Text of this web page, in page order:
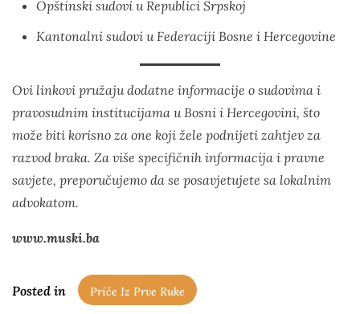
Opštinski sudovi u Republici Srpskoj
Kantonalni sudovi u Federaciji Bosne i Hercegovine
Ovi linkovi pružaju dodatne informacije o sudovima i
pravosudnim institucijama u Bosni i Hercegovini, što
može biti korisno za one koji žele podnijeti zahtjev za
razvod braka. Za više specifičnih informacija i pravne
savjete, preporučujemo da se posavjetujete sa lokalnim
advokatom.
www.muski.ba
Posted in Priče Iz Prve Ruke